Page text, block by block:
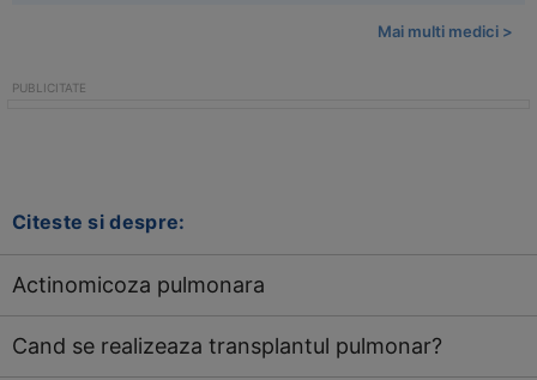
Mai multi medici >
Citeste si despre:
Actinomicoza pulmonara
Cand se realizeaza transplantul pulmonar?